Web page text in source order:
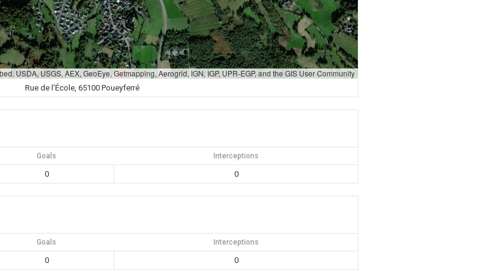
USDA, USGS, AEX, GeoEye, Getmapping, Aerogrid, IGN, IGP, UPR-EGP, and the GIS User Community
Rue de l'École, 65100 Poueyferré
Goals Interceptions
0 0
Goals Interceptions
0 0